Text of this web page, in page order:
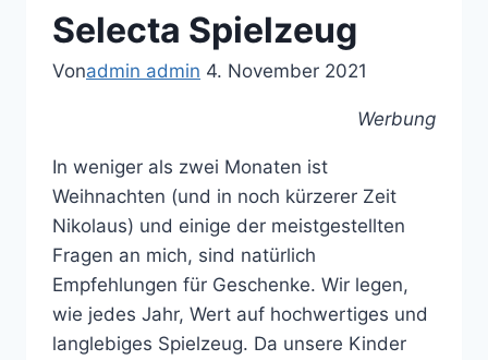
Selecta Spielzeug
Vonadmin admin 4. November 2021
Werbung
In weniger als zwei Monaten ist
Weihnachten (und in noch kürzerer Zeit
Nikolaus) und einige der meistgestellten
Fragen an mich, sind natürlich
Empfehlungen für Geschenke. Wir legen,
wie jedes Jahr, Wert auf hochwertiges und
langlebiges Spielzeug. Da unsere Kinder